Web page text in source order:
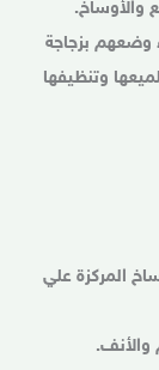
والأوساخ.
وضعهم بزجاجة
وتنظيفها
المركزة علي
والأنف.